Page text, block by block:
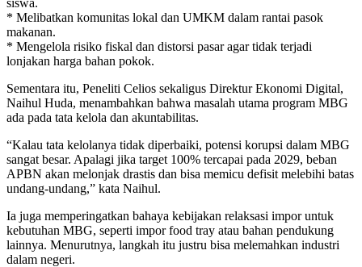
* Melibatkan komunitas lokal dan UMKM dalam rantai pasok
makanan.
* Mengelola risiko fiskal dan distorsi pasar agar tidak terjadi
lonjakan harga bahan pokok.
Sementara itu, Peneliti Celios sekaligus Direktur Ekonomi Digital,
Naihul Huda, menambahkan bahwa masalah utama program MBG
ada pada tata kelola dan akuntabilitas.
“Kalau tata kelolanya tidak diperbaiki, potensi korupsi dalam MBG
sangat besar. Apalagi jika target 100% tercapai pada 2029, beban
APBN akan melonjak drastis dan bisa memicu defisit melebihi batas
undang-undang,” kata Naihul.
Ia juga memperingatkan bahaya kebijakan relaksasi impor untuk
kebutuhan MBG, seperti impor food tray atau bahan pendukung
lainnya. Menurutnya, langkah itu justru bisa melemahkan industri
dalam negeri.